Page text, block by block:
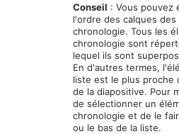
Conseil : Vous pouvez
l'ordre des calques
chronologie. Tous les
chronologie sont
lequel ils sont
En d'autres termes,
liste est le plus proche
de la diapositive. Pour
de sélectionner un
chronologie et de le
ou le bas de la liste.